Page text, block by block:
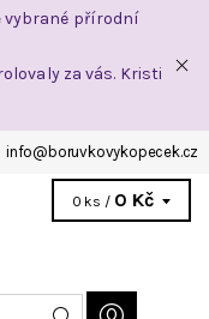
vybrané přírodní
za vás. Kristi
info@ boruvkovykopecek.cz
0 ks / 0 Kč